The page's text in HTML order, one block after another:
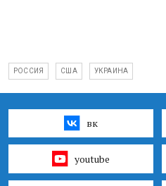
РОССИЯ США УКРАИНА
вк
youtube